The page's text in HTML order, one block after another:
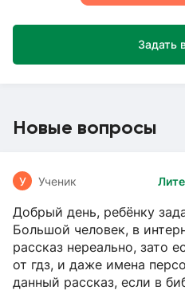
Задать
Новые вопросы
У Ученик
Добрый день, ребёнку
Большой человек, в
рассказ нереально, зато
от гдз, и даже имена
данный рассказ, если в